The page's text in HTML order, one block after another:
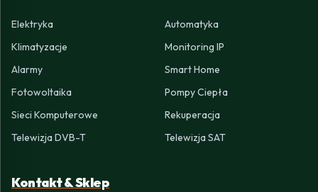
Elektryka
Automatyka
Klimatyzacje
Monitoring IP
Alarmy
Smart Home
Fotowoltaika
Pompy Ciepła
Sieci Komputerowe
Rekuperacja
Telewizja DVB-T
Telewizja SAT
Kontakt & Sklep